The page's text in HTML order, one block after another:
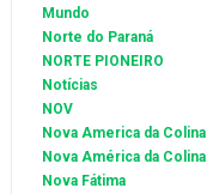
Mundo
Norte do Paraná
NORTE PIONEIRO
Notícias
NOV
Nova America da Colina
Nova América da Colina
Nova Fátima